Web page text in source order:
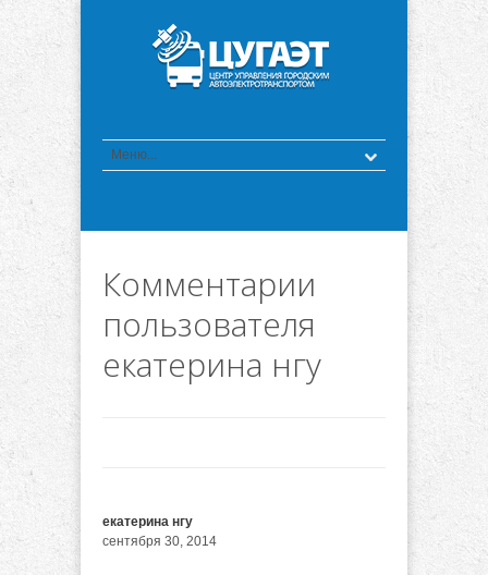
Комментарии
пользователя
екатерина нгу
екатерина нгу
сентября 30, 2014